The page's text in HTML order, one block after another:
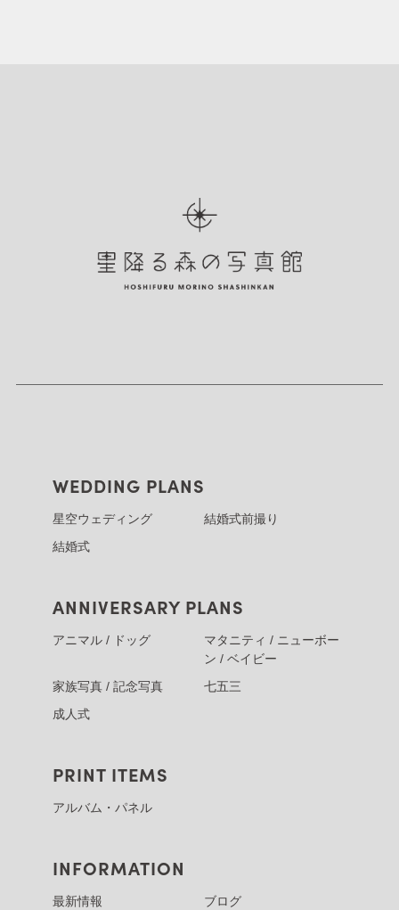
WEDDING PLANS
星空ウェディング
結婚式前撮り
結婚式
ANNIVERSARY PLANS
アニマル / ドッグ
マタニティ / ニューボー
ン / ベイビー
家族写真 / 記念写真
七五三
成人式
PRINT ITEMS
アルバム・パネル
INFORMATION
最新情報
ブログ